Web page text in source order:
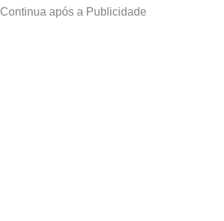
Continua após a Publicidade